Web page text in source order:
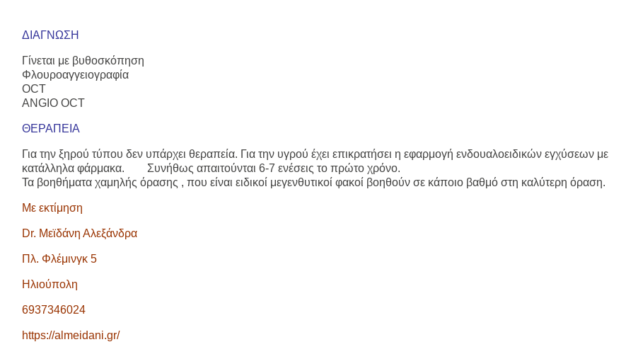
ΔΙΑΓΝΩΣΗ
Γίνεται με βυθοσκόπηση
Φλουροαγγειογραφία
OCT
ANGIO OCT
ΘΕΡΑΠΕΙΑ
Για την ξηρού τύπου δεν υπάρχει θεραπεία. Για την υγρού έχει επικρατήσει η εφαρμογή ενδουαλοειδικών εγχύσεων με
κατάλληλα φάρμακα. Συνήθως απαιτούνται 6-7 ενέσεις το πρώτο χρόνο.
Τα βοηθήματα χαμηλής όρασης , που είναι ειδικοί μεγενθυτικοί φακοί βοηθούν σε κάποιο βαθμό στη καλύτερη όραση.
Με εκτίμηση
Dr. Μεϊδάνη Αλεξάνδρα
Πλ. Φλέμινγκ 5
Ηλιούπολη
6937346024
https://almeidani.gr/